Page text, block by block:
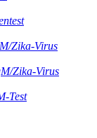
Zika-Virus
Zika-Virus
Test